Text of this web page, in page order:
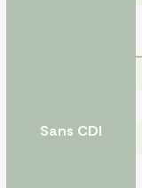
Sans CDI